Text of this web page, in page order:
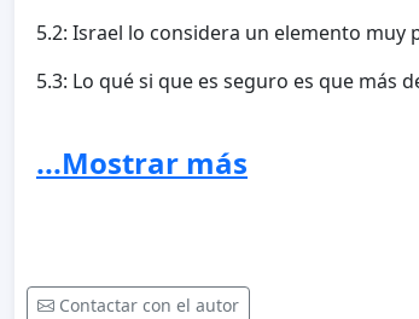
5.2: Israel lo considera un elemento
5.3: Lo qué si que es seguro es que más
destrucción entre en sus vidas, porque a
PETRÓLEO EN CANARIAS! Ahora nos
...Mostrar más
Contactar con el autor